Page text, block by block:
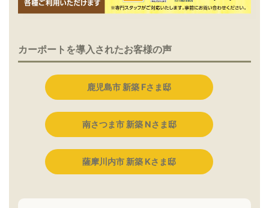
カーポートを導入されたお客様の声
鹿児島市 新築 Fさま邸
南さつま市 新築 Nさま邸
薩摩川内市 新築 Kさま邸